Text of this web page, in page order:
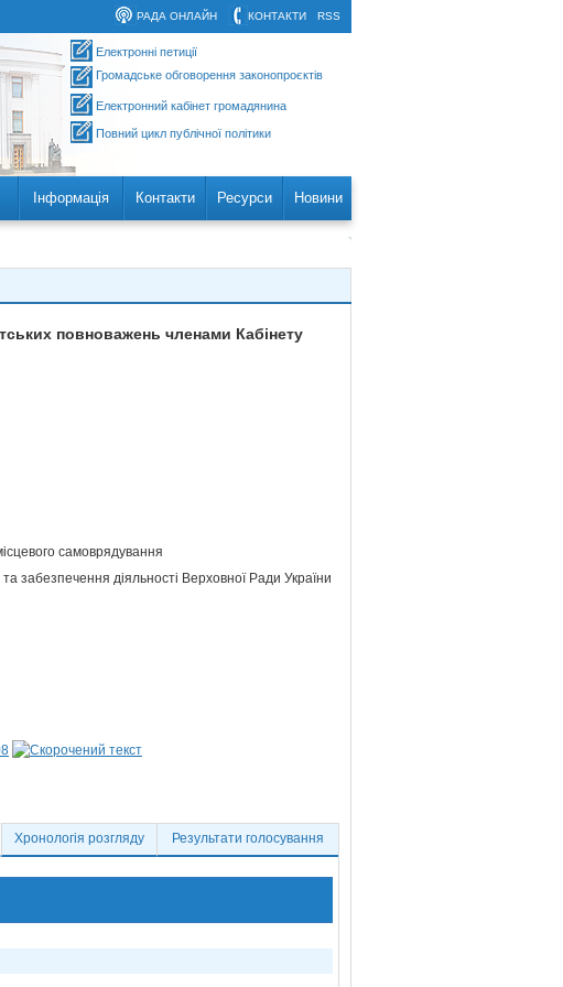
RSS
КОНТАКТИ
РАДА ОНЛАЙН
Електронні петиції
Громадське обговорення законопроєктів
Електронний кабінет громадянина
Повний цикл публічної політики
Інформація Контакти Ресурси Новини
повноважень членами Кабінету
самоврядування
забезпечення діяльності Верховної Ради України
Хронологія розгляду Результати голосування